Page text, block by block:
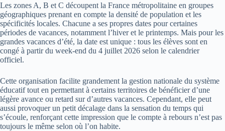
Les zones A, B et C découpent la France métropolitaine en groupes
géographiques prenant en compte la densité de population et les
spécificités locales. Chacune a ses propres dates pour certaines
périodes de vacances, notamment l’hiver et le printemps. Mais pour les
grandes vacances d’été, la date est unique : tous les élèves sont en
congé à partir du week-end du 4 juillet 2026 selon le calendrier
officiel.
Cette organisation facilite grandement la gestion nationale du système
éducatif tout en permettant à certains territoires de bénéficier d’une
légère avance ou retard sur d’autres vacances. Cependant, elle peut
aussi provoquer un petit décalage dans la sensation du temps qui
s’écoule, renforçant cette impression que le compte à rebours n’est pas
toujours le même selon où l’on habite.